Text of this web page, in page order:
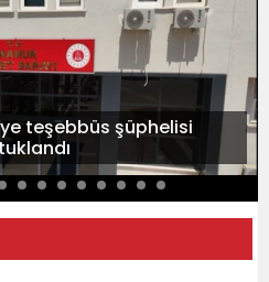
teşebbüs şüphelisi